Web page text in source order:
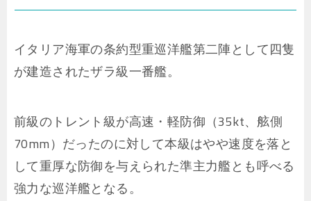
イタリア海軍の条約型重巡洋艦第二陣として四隻
が建造されたザラ級一番艦。
前級のトレント級が高速・軽防御（35kt、舷側
70mm）だったのに対して本級はやや速度を落と
して重厚な防御を与えられた準主力艦とも呼べる
強力な巡洋艦となる。